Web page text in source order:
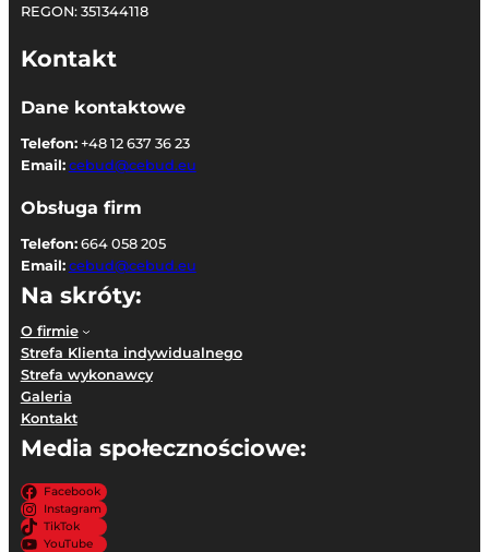
REGON: 351344118
Kontakt
Dane kontaktowe
Telefon:+48 12 637 36 23
Email: cebud@cebud.eu
Obsługa firm
Telefon:664 058 205
Email: cebud@cebud.eu
Na skróty:
O firmie
Strefa Klienta indywidualnego
Strefa wykonawcy
Galeria
Kontakt
Media społecznościowe:
Facebook
Instagram
TikTok
YouTube